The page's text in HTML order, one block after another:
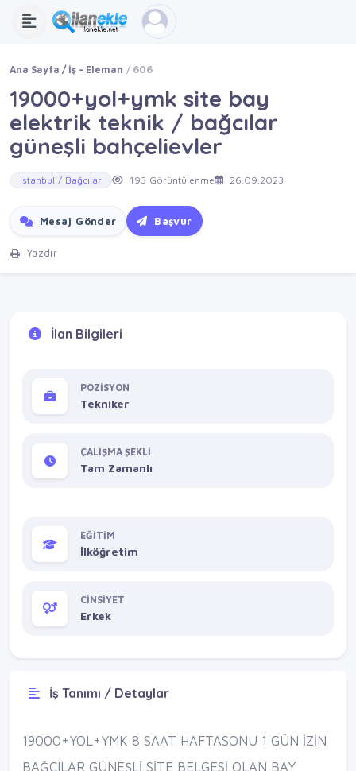
Ana Sayfa İş - Eleman 606
19000+yol+ymk site bay
elektrik teknik / bağcılar
güneşli bahçelievler
İstanbul / Bağcılar 193 Görüntülenme 26.09.2023
Mesaj Gönder Başvur
Yazdır
İlan Bilgileri
POZİSYON
Tekniker
ÇALIŞMA ŞEKLİ
Tam Zamanlı
EĞİTİM
İlköğretim
CİNSİYET
Erkek
İş Tanımı / Detaylar
19000+YOL+YMK 8 SAAT HAFTASONU 1 GÜN İZİN
BAĞCILAR GÜNEŞLİ SİTE BELGESİ OLAN BAY